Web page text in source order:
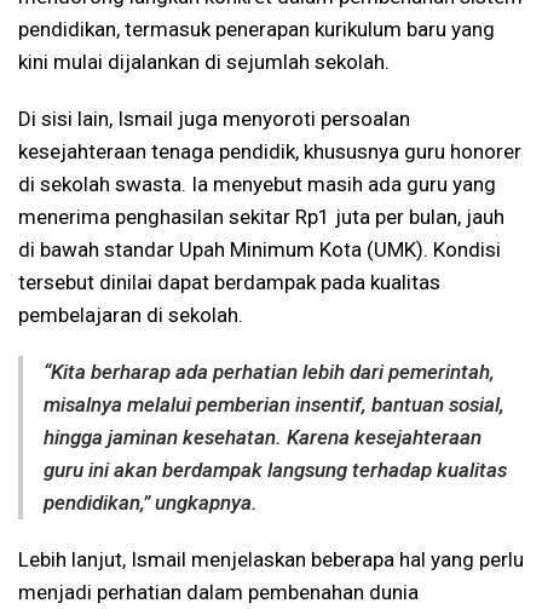
pendidikan, termasuk penerapan kurikulum baru yang
kini mulai dijalankan di sejumlah sekolah.
Di sisi lain, Ismail juga menyoroti persoalan
kesejahteraan tenaga pendidik, khususnya guru honorer
di sekolah swasta. Ia menyebut masih ada guru yang
menerima penghasilan sekitar Rp1 juta per bulan, jauh
di bawah standar Upah Minimum Kota (UMK). Kondisi
tersebut dinilai dapat berdampak pada kualitas
pembelajaran di sekolah.
“Kita berharap ada perhatian lebih dari pemerintah,
misalnya melalui pemberian insentif, bantuan sosial,
hingga jaminan kesehatan. Karena kesejahteraan
guru ini akan berdampak langsung terhadap kualitas
pendidikan,” ungkapnya.
Lebih lanjut, Ismail menjelaskan beberapa hal yang perlu
menjadi perhatian dalam pembenahan dunia